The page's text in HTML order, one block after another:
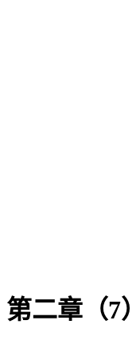
第二章（7）